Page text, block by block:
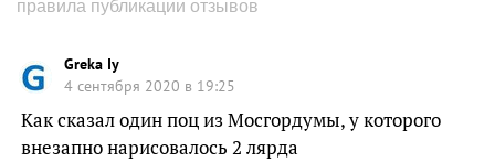
правила публикации отзывов
Greka Iy
4 сентября 2020 в 19:25
Как сказал один поц из Мосгордумы, у которого
внезапно нарисовалось 2 лярда